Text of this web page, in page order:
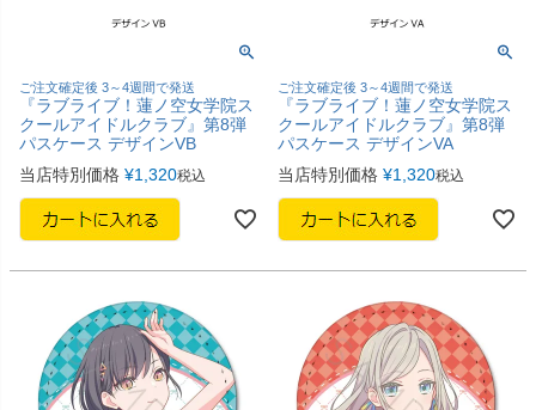
ご注文確定後 3～4週間で発送
『ラブライブ！蓮ノ空女学院ス
クールアイドルクラブ』第8弾
パスケース デザインVB
当店特別価格 ¥1,320税込
ご注文確定後 3～4週間で発送
『ラブライブ！蓮ノ空女学院ス
クールアイドルクラブ』第8弾
パスケース デザインVA
当店特別価格 ¥1,320税込